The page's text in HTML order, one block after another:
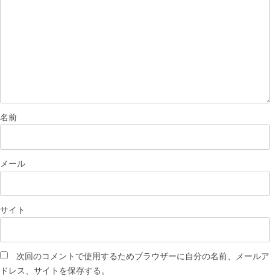
名前
メール
サイト
次回のコメントで使用するためブラウザーに自分の名前、メールア
ドレス、サイトを保存する。